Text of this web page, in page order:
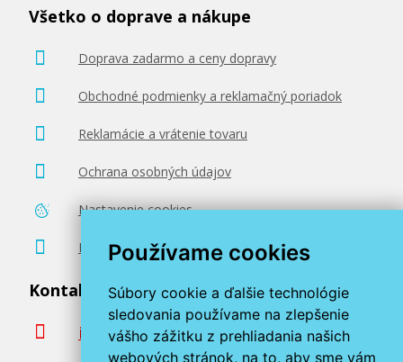
Používame cookies
Súbory cookie a ďalšie technológie
sledovania používame na zlepšenie
vášho zážitku z prehliadania našich
webových stránok, na to, aby sme vám
Všetko o doprave a nákupe
Doprava zadarmo a ceny dopravy
Obchodné podmienky a reklamačný poriadok
Reklamácie a vrátenie tovaru
Ochrana osobných údajov
Nastavenie cookies
Poradenstvo zadarmo
Kontaktujte nás
info@miroluk.sk